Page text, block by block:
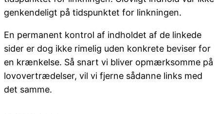
genkendeligt på tidspunktet for linkningen.
En permanent kontrol af indholdet af de linkede
sider er dog ikke rimelig uden konkrete beviser for
en krænkelse. Så snart vi bliver opmærksomme på
lovovertrædelser, vil vi fjerne sådanne links med
det samme.